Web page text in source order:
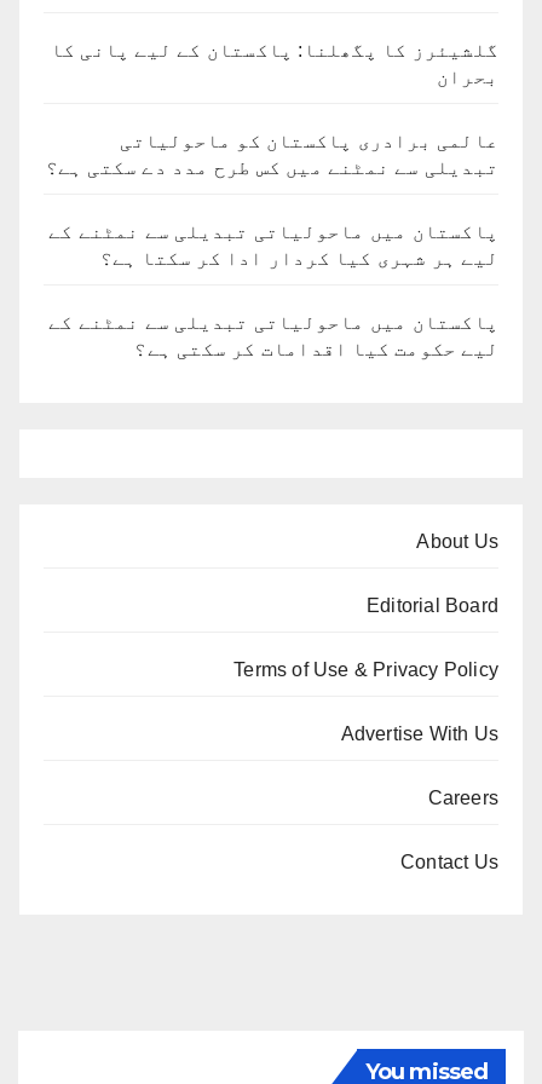
گلشیئرز کا پگھلنا: پاکستان کے لیے پانی کا
بحران
عالمی برادری پاکستان کو ماحولیاتی
تبدیلی سے نمٹنے میں کس طرح مدد دے سکتی ہے؟
پاکستان میں ماحولیاتی تبدیلی سے نمٹنے کے
لیے ہر شہری کیا کردار ادا کر سکتا ہے؟
پاکستان میں ماحولیاتی تبدیلی سے نمٹنے کے
لیے حکومت کیا اقدامات کر سکتی ہے؟
About Us
Editorial Board
Terms of Use & Privacy Policy
Advertise With Us
Careers
Contact Us
You missed